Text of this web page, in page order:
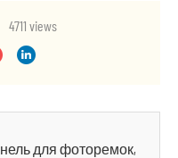
4711 views
для фоторемок,